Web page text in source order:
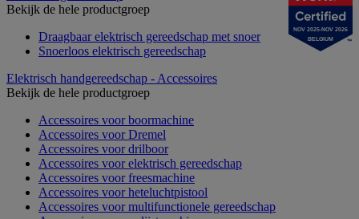
Bekijk de hele productgroep
Draagbaar elektrisch gereedschap met snoer
Snoerloos elektrisch gereedschap
Elektrisch handgereedschap - Accessoires
Bekijk de hele productgroep
Accessoires voor boormachine
Accessoires voor Dremel
Accessoires voor drilboor
Accessoires voor elektrisch gereedschap
Accessoires voor freesmachine
Accessoires voor heteluchtpistool
Accessoires voor multifunctionele gereedschap
NOV 2025-NOV 2026
BELGIUM